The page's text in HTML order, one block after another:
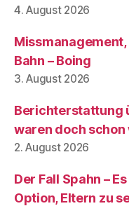
4. August 2026
Bahn – Boing
3. August 2026
Berichterstattung
waren doch schon
2. August 2026
Der Fall Spahn –
Option, Eltern zu